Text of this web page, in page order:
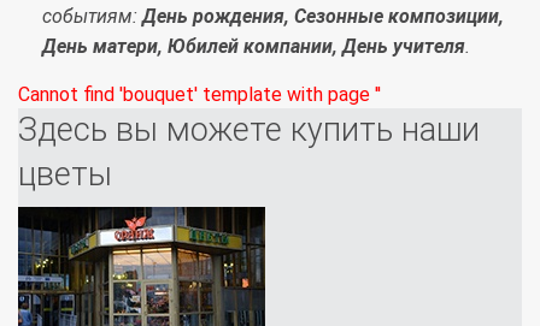
событиям:День рождения, Сезонные композиции,
День матери, Юбилей компании, День учителя.
Cannot find 'bouquet' template with page ''
Здесь вы можете купить наши
цветы